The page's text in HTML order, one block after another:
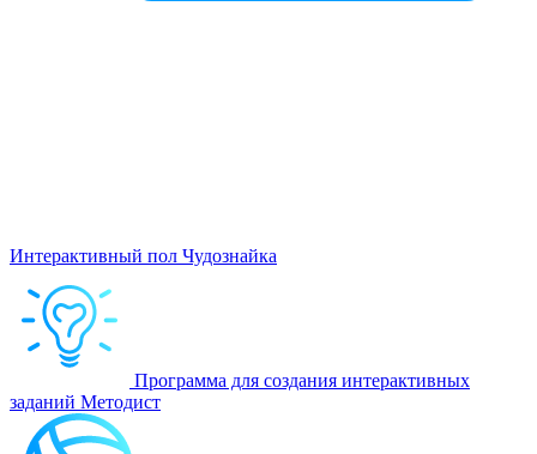
Интерактивный пол Чудознайка
Программа для создания интерактивных
заданий Методист